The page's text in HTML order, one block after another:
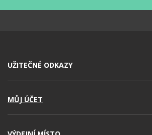
UŽITEČNÉ ODKAZY
MŮJ ÚČET